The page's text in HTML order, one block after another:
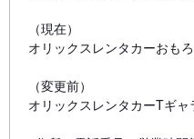
（現在）
オリックスレンタカーおも
（変更前）
オリックスレンタカーTギ